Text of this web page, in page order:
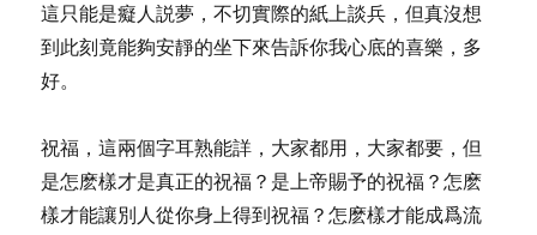
這只能是癡人説夢，不切實際的紙上談兵，但真沒想
到此刻竟能夠安靜的坐下來告訴你我心底的喜樂，多
好。
祝福，這兩個字耳熟能詳，大家都用，大家都要，但
是怎麽樣才是真正的祝福？是上帝賜予的祝福？怎麽
樣才能讓別人從你身上得到祝福？怎麽樣才能成爲流